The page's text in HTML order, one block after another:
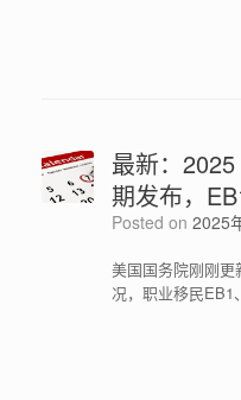
最新：
期发布，
Posted on 2025
美国国务院刚刚更
况，职业移民EB1